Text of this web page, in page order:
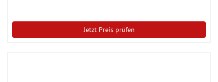
Jetzt Preis prüfen